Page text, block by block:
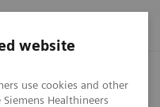
website
use cookies and other
Healthineers